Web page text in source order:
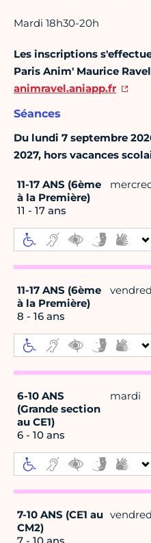
Mardi 18h30-20h
Les inscriptions
Paris Anim' Maurice
animravel.aniapp.fr
Séances
Du lundi 7 septembre
2027, hors vacances
11-17 ANS (6ème
à la Première)
11 - 17 ans
11-17 ANS (6ème
à la Première)
8 - 16 ans
6-10 ANS
(Grande section
au CE1)
6 - 10 ans
mardi
7-10 ANS (CE1 au
CM2)